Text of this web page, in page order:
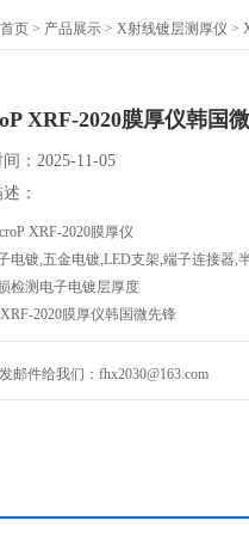
首页 > 产品展示 > X射线镀层测厚仪 >
XRF-2020膜厚仪韩国
：2025-11-05
：
XRF-2020膜厚仪
电镀,五金电镀,LED支架,端子连接器,
检测电子电镀层厚度
2020膜厚仪韩国微先锋
发邮件给我们：fhx2030@163.com